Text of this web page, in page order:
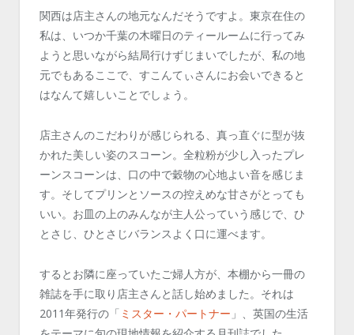
関西は店主さんの地元なんだそうですよ。東京在住の
私は、いつか千葉の木曜日のティールームに行ってみ
ようと思いながら結局行けずじまいでしたが、私の地
元でもあるここで、すこんてぃさんにお会いできると
はなんて嬉しいことでしょう。
店主さんのこだわりが感じられる、真っ直ぐに型が抜
かれた美しい姿のスコーン。全粒粉が少し入ったプレ
ーンスコーンは、口の中で穀物の心地よい音を感じま
す。そしてプリンとソースの控えめな甘さがとっても
いい。お皿の上のみんなが主人公っていう感じで、ひ
とさじ、ひとさじバランスよく口に運べます。
するとお隣に座っていたご婦人方が、本棚から一冊の
雑誌を手に取り店主さんと話し始めました。それは
2011年発行の「 ミスター・パートナー 」、英国の生活